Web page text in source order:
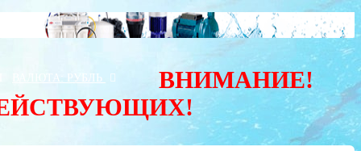
ВАЛЮТА: РУБЛЬ
ВНИМАНИЕ!